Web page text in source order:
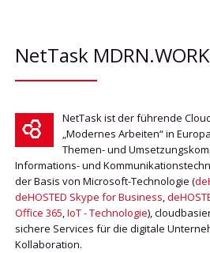
NetTask
NetTask ist der führende
„Modernes Arbeiten“ in
Themen- und
Informations- und
der Basis von Microsoft-Technologie (
deHOSTED Skype for Business,
Office 365,IoT - Technologie),
sichere Services für die digitale
Kollaboration.